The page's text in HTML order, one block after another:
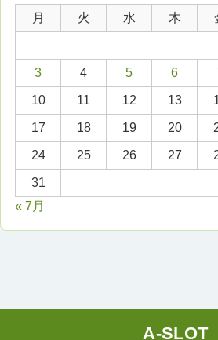
月 火 水 木
3 4 5 6
10 11 12 13
17 18 19 20
24 25 26 27
31
« 7月